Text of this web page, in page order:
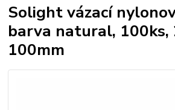
Solight vázací
barva natural, 100ks,
100mm